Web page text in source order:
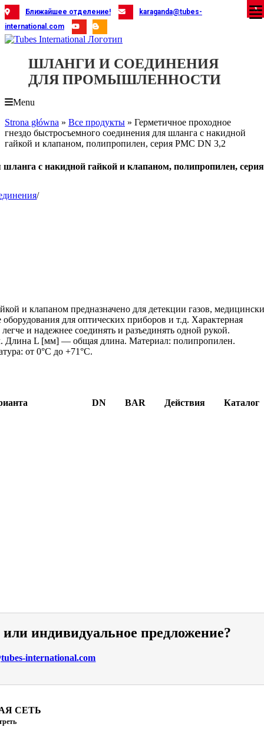
Skip
to
content
Ближайшее отделение!
karaganda@tubes-
international.com
ШЛАНГИ И СОЕДИНЕНИЯ
ДЛЯ ПРОМЫШЛЕННОСТИ
Menu
Strona główna » Все продукты » Герметичное проходное
гнездо быстросъемного соединения для шланга с накидной
гайкой и клапаном, полипропилен, серия PMC DN 3,2
шланга с накидной гайкой и клапаном, полипропилен, серия
/
и клапаном предназначено для детекции газов,
для оптических приборов и т.д. Характерная
и надежнее соединять и разъединять одной рукой.
Длина L [мм] — общая длина. Материал: полипропилен.
от 0°C до +71°C.
DN BAR Действия Каталог
индивидуальное предложение?
international.com
СЕТЬ
X
X
X
X
X
X
X
X
X
X
X
X
X
X
X
X
X
X
X